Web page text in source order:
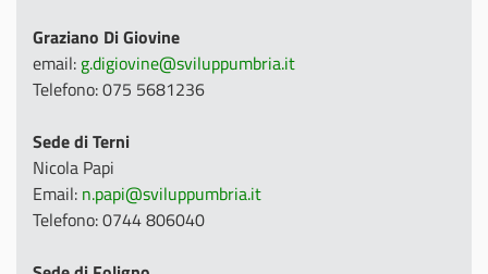
Graziano Di Giovine
email: g.digiovine@sviluppumbria.it
Telefono: 075 5681236
Sede di Terni
Nicola Papi
Email: n.papi@sviluppumbria.it
Telefono: 0744 806040